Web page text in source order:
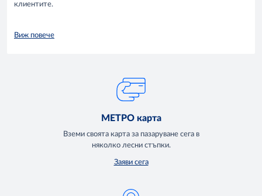
клиентите.
Виж повече
МЕТРО карта
Вземи своята карта за пазаруване сега в
няколко лесни стъпки.
Заяви сега